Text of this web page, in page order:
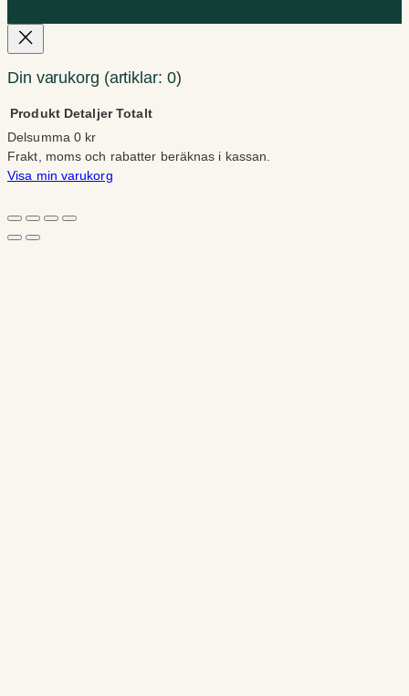
Din varukorg (artiklar: 0)
Produkter
i
Produkt Detaljer Totalt
Delsumma 0 kr
Frakt, moms och rabatter beräknas i kassan.
Visa min varukorg